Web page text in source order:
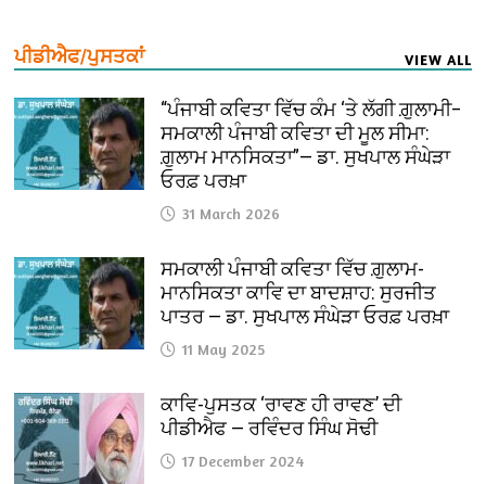
ਪੀਡੀਐਫ/ਪੁਸਤਕਾਂ VIEW ALL
“ਪੰਜਾਬੀ ਕਵਿਤਾ ਵਿੱਚ ਕੰਮ ‘ਤੇ ਲੱਗੀ ਗ਼ੁਲਾਮੀ–
ਸਮਕਾਲੀ ਪੰਜਾਬੀ ਕਵਿਤਾ ਦੀ ਮੂਲ ਸੀਮਾ:
ਗ਼ੁਲਾਮ ਮਾਨਸਿਕਤਾ”— ਡਾ. ਸੁਖਪਾਲ ਸੰਘੇੜਾ
ਓਰਫ਼ ਪਰਖ਼ਾ
31 March 2026
ਸਮਕਾਲੀ ਪੰਜਾਬੀ ਕਵਿਤਾ ਵਿੱਚ ਗ਼ੁਲਾਮ-
ਮਾਨਸਿਕਤਾ ਕਾਵਿ ਦਾ ਬਾਦਸ਼ਾਹ: ਸੁਰਜੀਤ
ਪਾਤਰ — ਡਾ. ਸੁਖਪਾਲ ਸੰਘੇੜਾ ਓਰਫ਼ ਪਰਖ਼ਾ
11 May 2025
ਕਾਵਿ-ਪੁਸਤਕ ‘ਰਾਵਣ ਹੀ ਰਾਵਣ’ ਦੀ
ਪੀਡੀਐਫ — ਰਵਿੰਦਰ ਸਿੰਘ ਸੋਢੀ
17 December 2024